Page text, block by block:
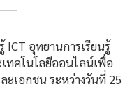
อุทยานการเรียนรู้
ทคโนโลยีออนไลน์เพื่อ
ะเอกชน ระหว่างวันที่ 25